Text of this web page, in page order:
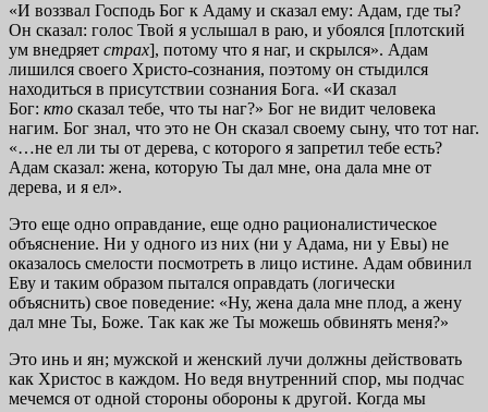
«И воззвал Господь Бог к Адаму и сказал ему: Адам, где ты?
Он сказал: голос Твой я услышал в раю, и убоялся [плотский
ум внедряет страх], потому что я наг, и скрылся». Адам
лишился своего Христо-сознания, поэтому он стыдился
находиться в присутствии сознания Бога. «И сказал
Бог: кто сказал тебе, что ты наг?» Бог не видит человека
нагим. Бог знал, что это не Он сказал своему сыну, что тот наг.
«…не ел ли ты от дерева, с которого я запретил тебе есть?
Адам сказал: жена, которую Ты дал мне, она дала мне от
дерева, и я ел».
Это еще одно оправдание, еще одно рационалистическое
объяснение. Ни у одного из них (ни у Адама, ни у Евы) не
оказалось смелости посмотреть в лицо истине. Адам обвинил
Еву и таким образом пытался оправдать (логически
объяснить) свое поведение: «Ну, жена дала мне плод, а жену
дал мне Ты, Боже. Так как же Ты можешь обвинять меня?»
Это инь и ян; мужской и женский лучи должны действовать
как Христос в каждом. Но ведя внутренний спор, мы подчас
мечемся от одной стороны обороны к другой. Когда мы